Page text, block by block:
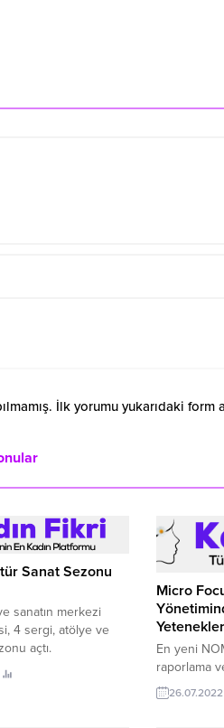
İlk yorumu yukarıdaki form
Sanat Sezonu
sanatın merkezi
4 sergi, atölye ve
açtı.
Micro
En yeni
raporlama